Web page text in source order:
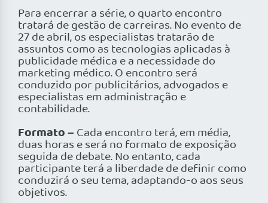
Para encerrar a série, o quarto encontro
tratará de gestão de carreiras. No evento de
27 de abril, os especialistas tratarão de
assuntos como as tecnologias aplicadas à
publicidade médica e a necessidade do
marketing médico. O encontro será
conduzido por publicitários, advogados e
especialistas em administração e
contabilidade.
Formato –Cada encontro terá, em média,
duas horas e será no formato de exposição
seguida de debate. No entanto, cada
participante terá a liberdade de definir como
conduzirá o seu tema, adaptando-o aos seus
objetivos.